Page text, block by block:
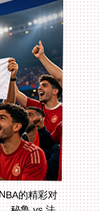
的精彩对
秘鲁 vs 法
内的体育直
速器解决这